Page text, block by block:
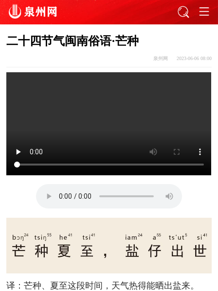
二十四节气闽南俗语·芒种
泉州网 2023-06-06 08:00
译：芒种、夏至这段时间，天气热得能晒出盐来。